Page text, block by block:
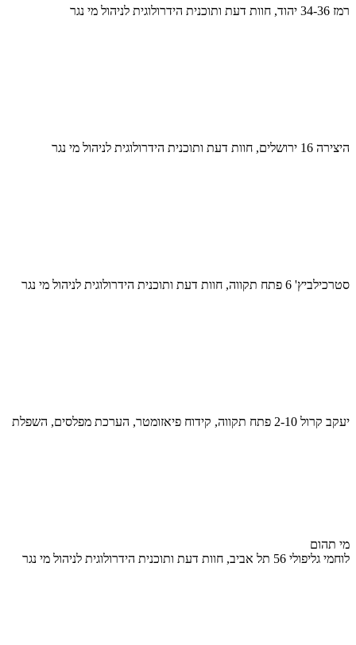
רמז 34-36 יהוד, חוות דעת ותוכנית הידרולוגית לניהול מי נגר
היצירה 16 ירושלים, חוות דעת ותוכנית הידרולוגית לניהול מי נגר
סטרכילביץ' 6 פתח תקווה, חוות דעת ותוכנית הידרולוגית לניהול מי נגר
יעקב קרול 2-10 פתח תקווה, קידוח פיאזומטר, הערכת מפלסים, השפלת
מי תהום
לוחמי גליפולי 56 תל אביב, חוות דעת ותוכנית הידרולוגית לניהול מי נגר